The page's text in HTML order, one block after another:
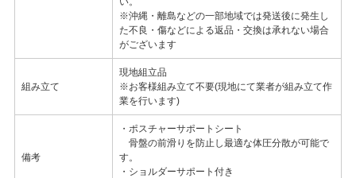
※沖縄・離島などの一部地域では発送後に発生し
た不良・傷などによる返品・交換は承れない場合
がございます
組み立て
現地組立品
※お客様組み立て不要(現地にて業者が組み立て作
業を行います)
備考
・ポスチャーサポートシート
骨盤の前滑りを防止し最適な体圧分散が可能で
す。
・ショルダーサポート付き